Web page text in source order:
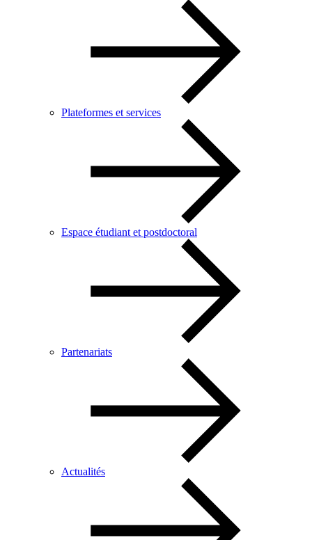
Plateformes et services
Espace étudiant et postdoctoral
Partenariats
Actualités